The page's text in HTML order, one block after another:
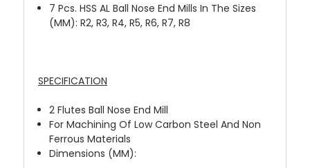
7 Pcs. HSS AL Ball Nose End Mills In The Sizes
(MM): R2, R3, R4, R5, R6, R7, R8
SPECIFICATION
2 Flutes Ball Nose End Mill
For Machining Of Low Carbon Steel And Non
Ferrous Materials
Dimensions (MM):